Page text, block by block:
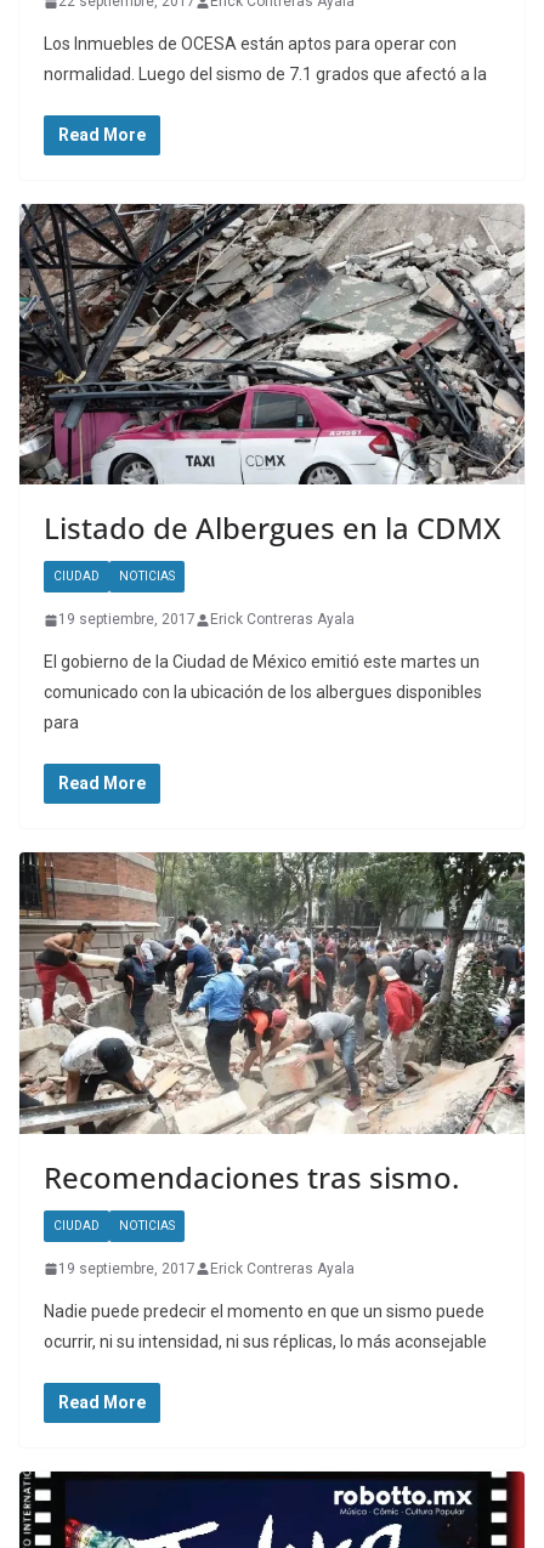
Los Inmuebles de OCESA están aptos para operar con
normalidad. Luego del sismo de 7.1 grados que afectó a la
Read More
Listado de Albergues en la CDMX
CIUDAD NOTICIAS
19 septiembre, 2017 Erick Contreras Ayala
El gobierno de la Ciudad de México emitió este martes un
comunicado con la ubicación de los albergues disponibles
para
Read More
Recomendaciones tras sismo.
CIUDAD NOTICIAS
19 septiembre, 2017 Erick Contreras Ayala
Nadie puede predecir el momento en que un sismo puede
ocurrir, ni su intensidad, ni sus réplicas, lo más aconsejable
Read More